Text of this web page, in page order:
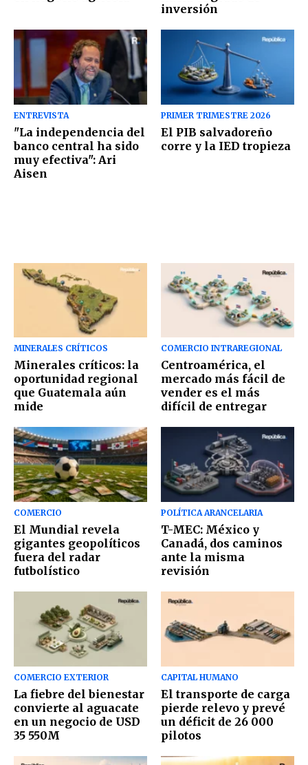
inversión
ENTREVISTA
"La independencia del
banco central ha sido
muy efectiva": Ari
Aisen
PRIMER TRIMESTRE 2026
El PIB salvadoreño
corre y la IED tropieza
MINERALES CRÍTICOS
Minerales críticos: la
oportunidad regional
que Guatemala aún
mide
COMERCIO INTRAREGIONAL
Centroamérica, el
mercado más fácil de
vender es el más
difícil de entregar
COMERCIO
El Mundial revela
gigantes geopolíticos
fuera del radar
futbolístico
POLÍTICA ARANCELARIA
T-MEC: México y
Canadá, dos caminos
ante la misma
revisión
COMERCIO EXTERIOR
La fiebre del bienestar
convierte al aguacate
en un negocio de USD
35 550M
CAPITAL HUMANO
El transporte de carga
pierde relevo y prevé
un déficit de 26 000
pilotos